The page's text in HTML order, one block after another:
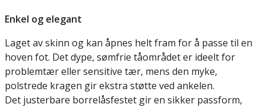
Enkel og elegant
Laget av skinn og kan åpnes helt fram for å passe til en
hoven fot. Det dype, sømfrie tåområdet er ideelt for
problemtær eller sensitive tær, mens den myke,
polstrede kragen gir ekstra støtte ved ankelen.
Det justerbare borrelåsfestet gir en sikker passform,